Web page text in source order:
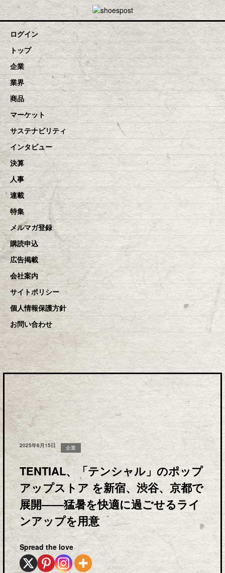
toggle navigation
ログイン
トップ
企業
業界
商品
マーケット
サステナビリティ
インタビュー
決算
人事
連載
特集
メルマガ登録
購読申込
広告掲載
会社案内
サイトポリシー
個人情報保護方針
お問い合わせ
2025年6月15日 企業
TENTIAL、「テンシャル」のポップ
アップストア を新宿、渋谷、京都で
展開――猛暑を快適に過ごせるライ
ンアップを用意
Spread the love